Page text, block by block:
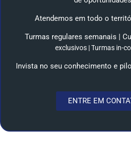
Atendemos em todo o
Turmas regulares semanais | C
exclusivos | Turmas in-
Invista no seu conhecimento e
ENTRE EM